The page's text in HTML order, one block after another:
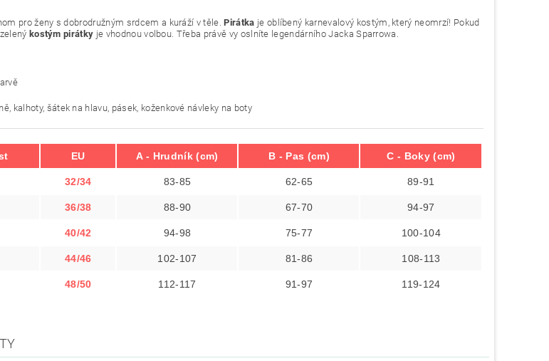
pro ženy s dobrodružným srdcem a kuráží v těle.Pirátka je oblíbený karnevalový kostým, který neomrzí! Pokud
kostým pirátky je vhodnou volbou. Třeba právě vy oslníte legendárního Jacka Sparrowa.
kalhoty, šátek na hlavu, pásek, koženkové návleky na boty
EU A - Hrudník (cm) B - Pas (cm) C - Boky (cm)
32/34 83-85 62-65 89-91
36/38 88-90 67-70 94-97
40/42 94-98 75-77 100-104
44/46 102-107 81-86 108-113
48/50 112-117 91-97 119-124